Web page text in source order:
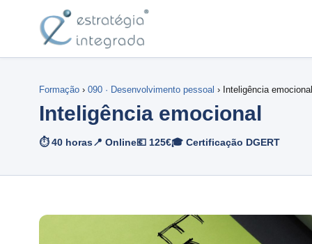
Formação › 090 · Desenvolvimento pessoal › Inteligência emocional
Inteligência emocional
⏱ 40 horas📍 Online💶 125€🎓 Certificação DGERT